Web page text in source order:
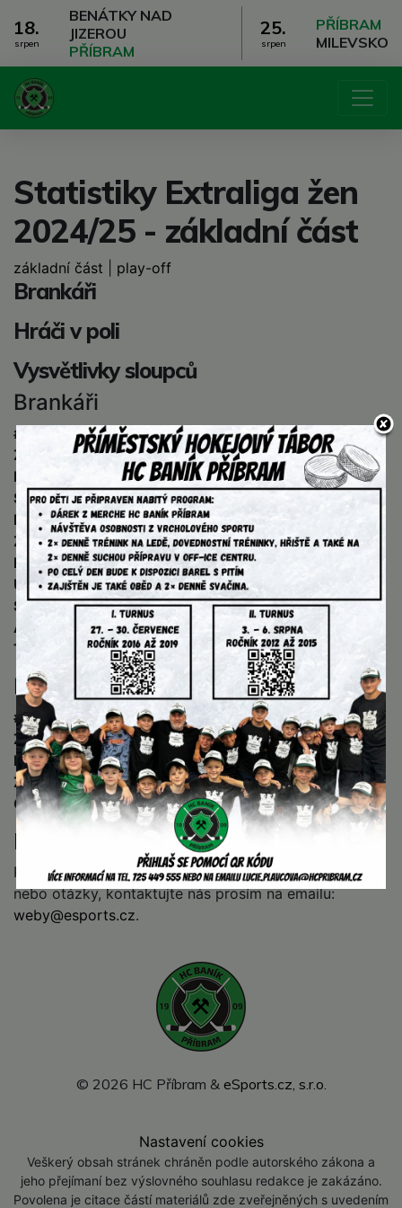
18.
srpen
BENÁTKY NAD
JIZEROU
PŘÍBRAM
25.
srpen
PŘÍBRAM
MILEVSKO
Statistiky Extraliga žen
2024/25 - základní část
základní část play-off
Brankáři
Hráči v poli
Vysvětlivky sloupců
Brankáři
#
– číslo dresu
Záp
– počet zápasů, v nichž hráč nastoupil
Min
– počet odchytaných minut
Stř– počet střel vyslaných na brankáře
Ink – počet inkasovaných branek
Zás – počet zásahů
Prů
– průměr inkasovaných branek na zápas
Úsp – úspěšnost zásahů
SO– shut-outy, vychytané nuly
A
– asistence
TM
– trestné minuty
Hráči v poli
#– číslo dresu
Z– počet zápasů, v nichž hráč nastoupil
P– post (obránce nebo útočník)
Z– počet zápasů, v nichž hráč nastoupil
G, A, B– góly, asistence, body
Kontakt
Pokud budete mít ke statistikám jakékoliv připomínky
nebo otázky, kontaktujte nás prosím na emailu:
weby@esports.cz.
© 2026 HC Příbram & eSports.cz, s.r.o.
Nastavení cookies
Veškerý obsah stránek chráněn podle autorského zákona a
jeho přejímaní bez výslovného souhlasu redakce je zakázáno.
Povolena je citace částí materiálů zde zveřejněných s uvedením